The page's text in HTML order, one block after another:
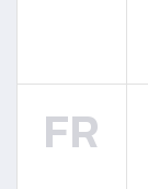
FR